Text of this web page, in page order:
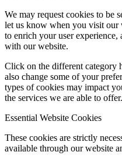
We may request cookies to be
let us know when you visit our
to enrich your user
with our website.
Click on the different category
also change some of your
types of cookies may impact
the services we are able to offer.
Essential Website Cookies
These cookies are strictly
available through our website